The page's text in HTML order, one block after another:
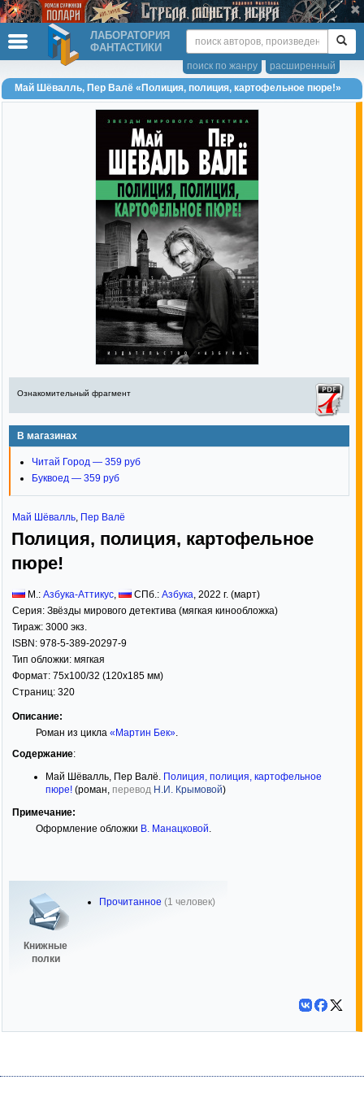
ЛАБОРАТОРИЯ
ФАНТАСТИКИ
расширенный
поиск по жанру
Май Шёвалль, Пер Валё «Полиция, полиция, картофельное пюре!»
Ознакомительный фрагмент
В магазинах
Читай Город — 359 руб
Буквоед — 359 руб
Май Шёвалль, Пер Валё
Полиция, полиция, картофельное
пюре!
М.: Азбука-Аттикус, СПб.: Азбука, 2022 г. (март)
Серия: Звёзды мирового детектива (мягкая кинообложка)
Тираж: 3000 экз.
ISBN: 978-5-389-20297-9
Тип обложки: мягкая
Формат: 75x100/32 (120x185 мм)
Страниц: 320
Описание:
Роман из цикла «Мартин Бек».
Содержание:
Май Шёвалль, Пер Валё. Полиция, полиция, картофельное
пюре! (роман, перевод Н.И. Крымовой)
Примечание:
Оформление обложки В. Манацковой.
Книжные
полки
Прочитанное (1 человек)